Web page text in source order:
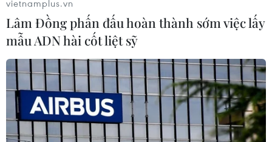
được huy động tới hiện trường.
vietnamplus.vn
Lâm Đồng phấn đấu hoàn thành sớm việc lấy
mẫu ADN hài cốt liệt sỹ